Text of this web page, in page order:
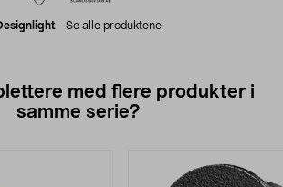
- Se alle produktene
med flere produkter i
samme serie?